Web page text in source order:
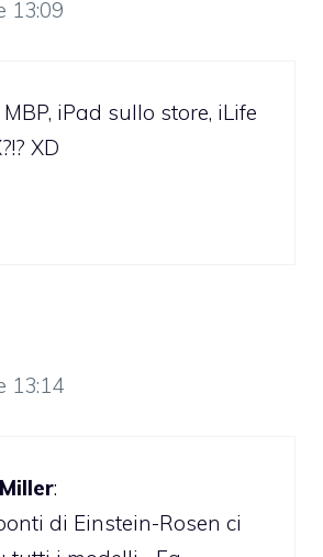
13:09
iPad sullo store, iLife
XD
13:14
:
di Einstein-Rosen ci